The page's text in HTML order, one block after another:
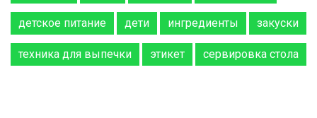
детское питание дети ингредиенты закуски
техника для выпечки этикет сервировка стола